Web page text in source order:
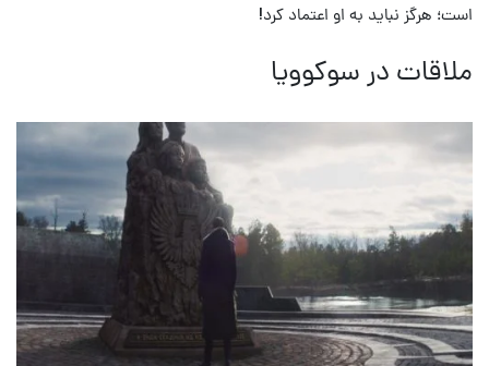
است؛ هرگز نباید به او اعتماد کرد!
ملاقات در سوکوویا